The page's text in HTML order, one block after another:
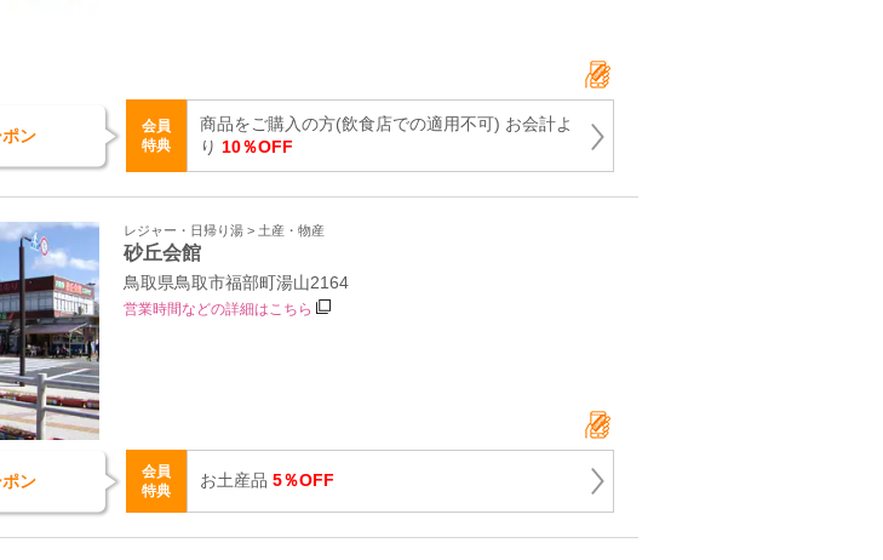
ン
会員
特典
商品をご購入の方(飲食店での適用不可) お会計よ
り 10％OFF
レジャー・日帰り湯 > 土産・物産
砂丘会館
鳥取県鳥取市福部町湯山2164
営業時間などの詳細はこちら
ン
会員
特典
お土産品 5％OFF